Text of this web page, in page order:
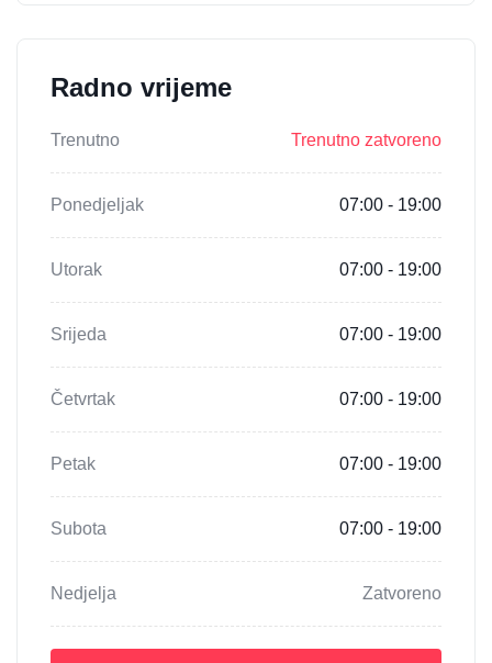
Radno vrijeme
Trenutno Trenutno zatvoreno
Ponedjeljak 07:00 - 19:00
Utorak 07:00 - 19:00
Srijeda 07:00 - 19:00
Četvrtak 07:00 - 19:00
Petak 07:00 - 19:00
Subota 07:00 - 19:00
Nedjelja Zatvoreno